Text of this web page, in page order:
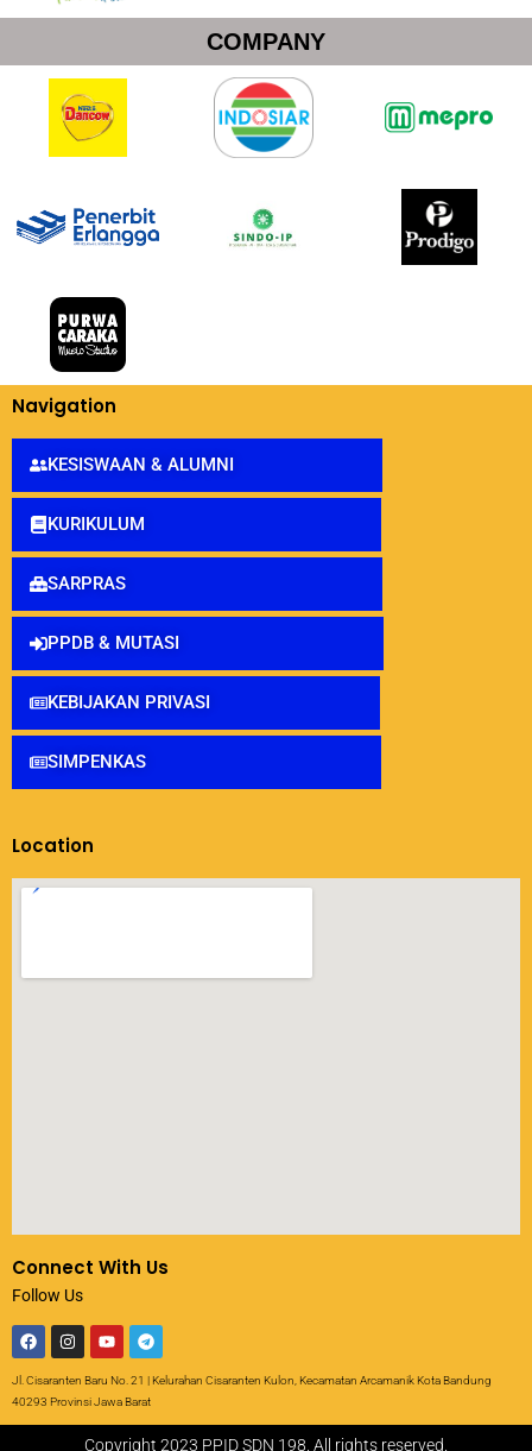
COMPANY
Navigation
KESISWAAN & ALUMNI
KURIKULUM
SARPRAS
PPDB & MUTASI
KEBIJAKAN PRIVASI
SIMPENKAS
Location
Connect With Us
Follow Us
Jl. Cisaranten Baru No. 21 | Kelurahan Cisaranten Kulon, Kecamatan Arcamanik Kota Bandung
40293 Provinsi Jawa Barat
Copyright 2023 PPID SDN 198. All rights reserved.